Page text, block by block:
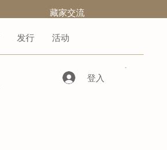
发行 活动
登入
​藏家交流